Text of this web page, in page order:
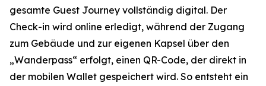
gesamte Guest Journey vollständig digital. Der
Check-in wird online erledigt, während der Zugang
zum Gebäude und zur eigenen Kapsel über den
„Wanderpass“ erfolgt, einen QR-Code, der direkt in
der mobilen Wallet gespeichert wird. So entsteht ein